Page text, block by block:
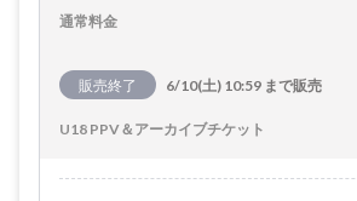
通常料金
販売終了 6/10(土) 10:59 まで販売
U18 PPV＆アーカイブチケット